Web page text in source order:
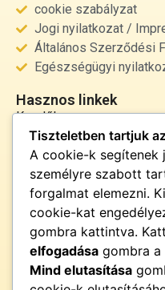
cookie szabályzat
Jogi nyilatkozat /
Általános Szerződési
Egészségügyi
Hasznos linkek
Kezdőlap
Rólunk
Szolgáltatások
Kapcsolat
Kapcsolat
info@fenyor.hu
+36 30 000 0000
Magyarország
Tiszteletben tartjuk
A cookie-k segítenek
személyre szabott
forgalmat elemezni.
cookie-kat
gombra kattintva.
elfogadása gombra a
Mind elutasítása